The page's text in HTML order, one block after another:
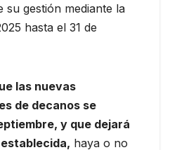
gestión mediante la
hasta el 31 de
las nuevas
de decanos se
y que dejará
haya o no